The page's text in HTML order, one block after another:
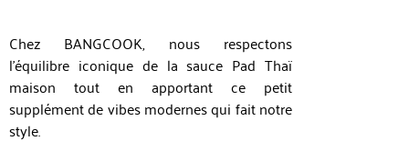
Chez BANGCOOK, nous respectons
l’équilibre iconique de la sauce Pad Thaï
maison tout en apportant ce petit
supplément de vibes modernes qui fait notre
style.